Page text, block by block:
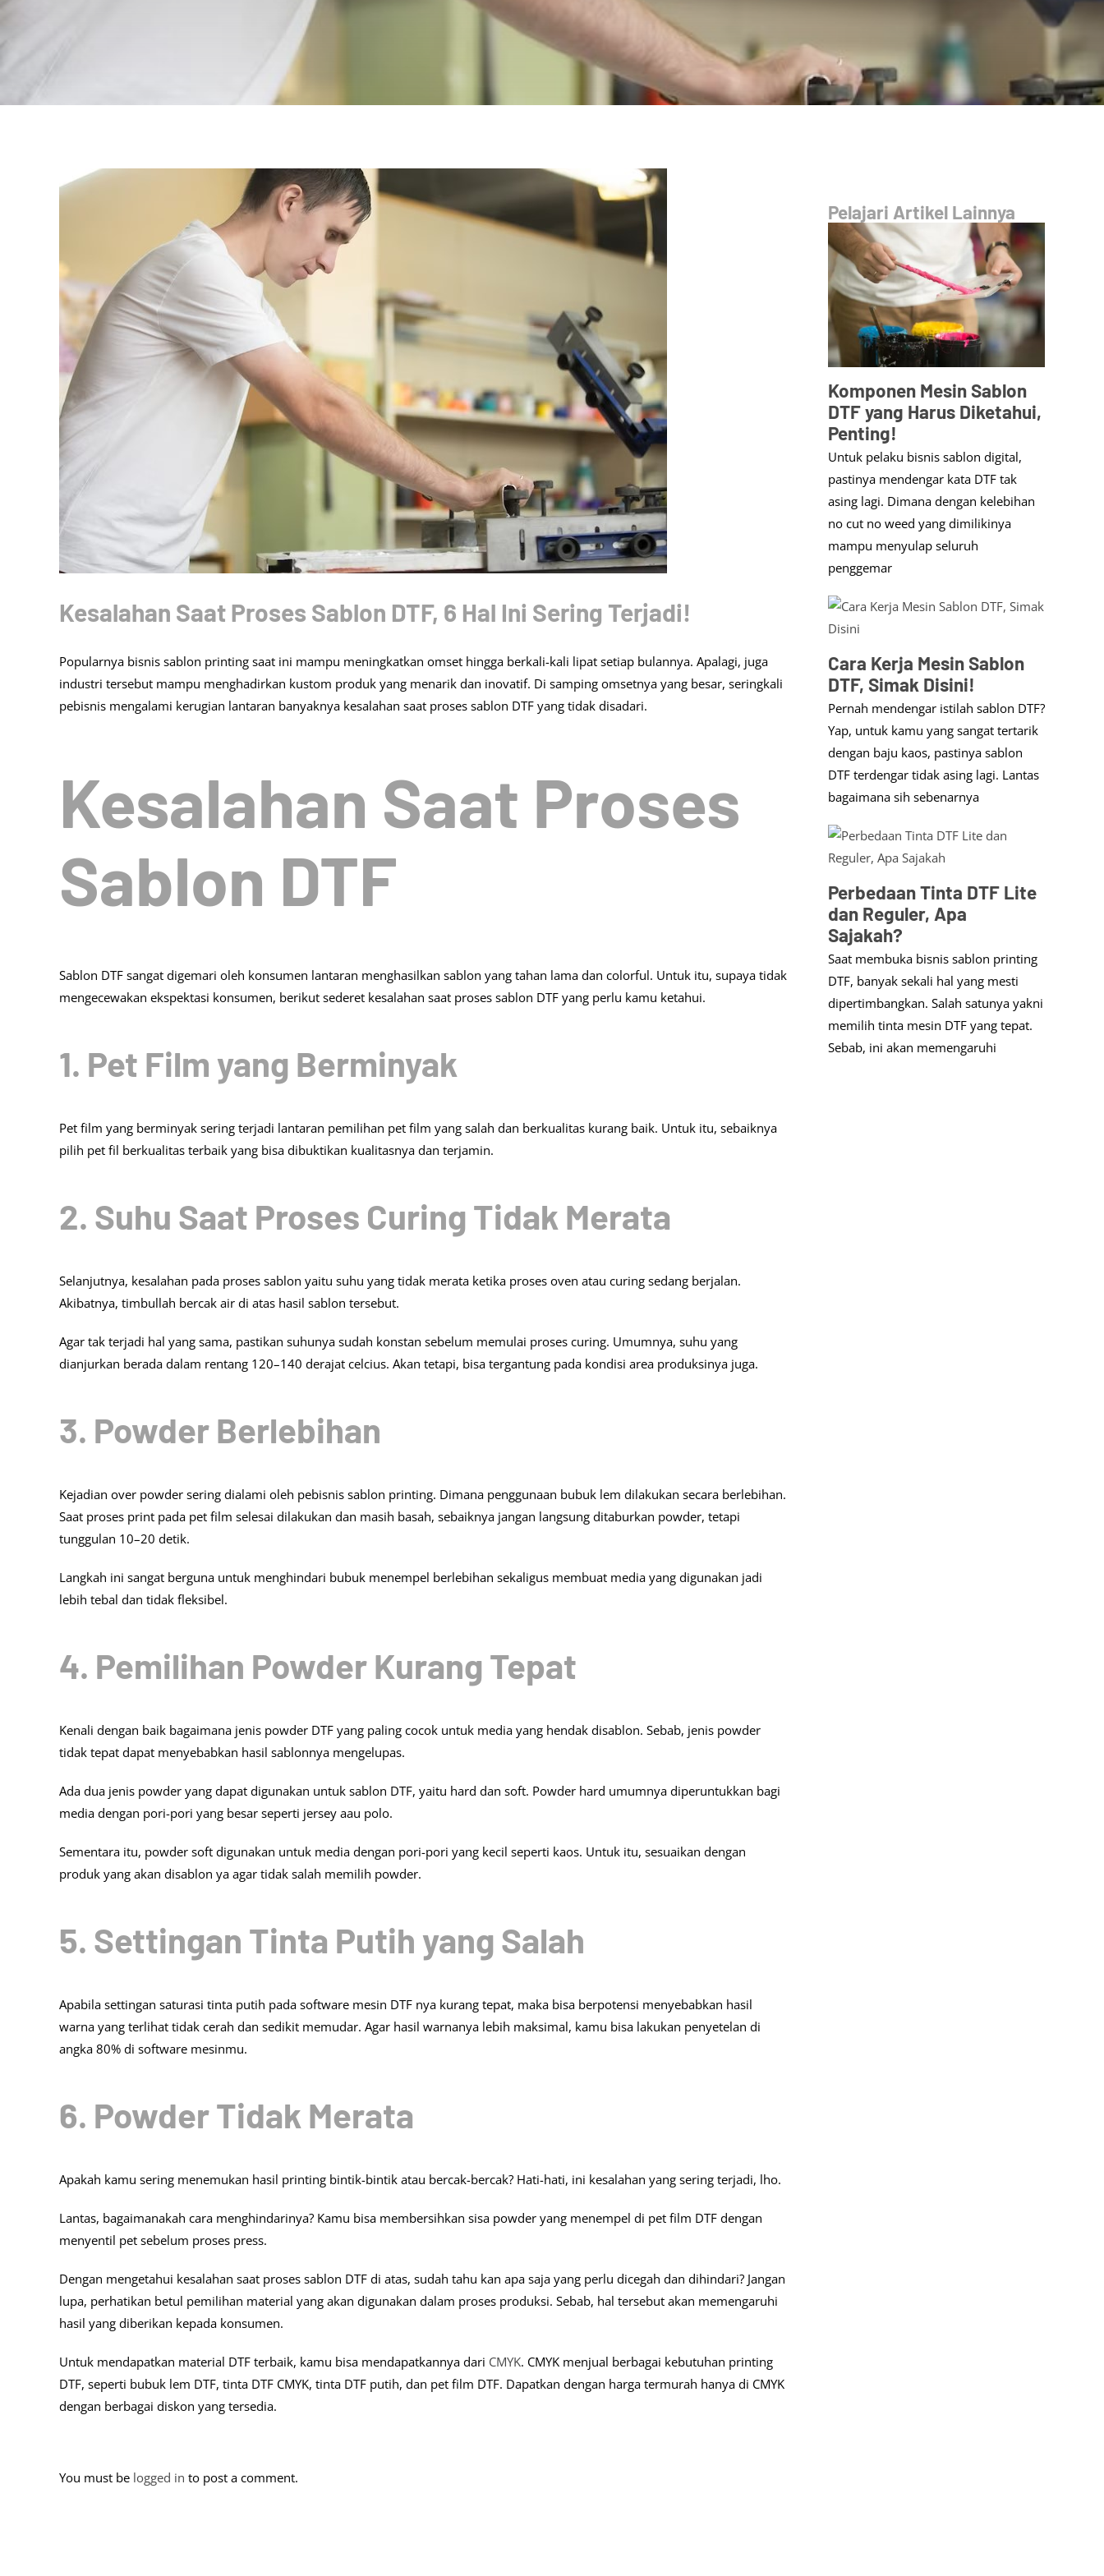
Kesalahan Saat Proses Sablon DTF, 6 Hal Ini Sering Terjadi!
Popularnya bisnis sablon printing saat ini mampu meningkatkan omset hingga berkali-kali lipat setiap bulannya. Apalagi, juga
industri tersebut mampu menghadirkan kustom produk yang menarik dan inovatif. Di samping omsetnya yang besar, seringkali
pebisnis mengalami kerugian lantaran banyaknya kesalahan saat proses sablon DTF yang tidak disadari.
Kesalahan Saat Proses
Sablon DTF
Sablon DTF sangat digemari oleh konsumen lantaran menghasilkan sablon yang tahan lama dan colorful. Untuk itu, supaya tidak
mengecewakan ekspektasi konsumen, berikut sederet kesalahan saat proses sablon DTF yang perlu kamu ketahui.
1. Pet Film yang Berminyak
Pet film yang berminyak sering terjadi lantaran pemilihan pet film yang salah dan berkualitas kurang baik. Untuk itu, sebaiknya
pilih pet fil berkualitas terbaik yang bisa dibuktikan kualitasnya dan terjamin.
2. Suhu Saat Proses Curing Tidak Merata
Selanjutnya, kesalahan pada proses sablon yaitu suhu yang tidak merata ketika proses oven atau curing sedang berjalan.
Akibatnya, timbullah bercak air di atas hasil sablon tersebut.
Agar tak terjadi hal yang sama, pastikan suhunya sudah konstan sebelum memulai proses curing. Umumnya, suhu yang
dianjurkan berada dalam rentang 120–140 derajat celcius. Akan tetapi, bisa tergantung pada kondisi area produksinya juga.
3. Powder Berlebihan
Kejadian over powder sering dialami oleh pebisnis sablon printing. Dimana penggunaan bubuk lem dilakukan secara berlebihan.
Saat proses print pada pet film selesai dilakukan dan masih basah, sebaiknya jangan langsung ditaburkan powder, tetapi
tunggulan 10–20 detik.
Langkah ini sangat berguna untuk menghindari bubuk menempel berlebihan sekaligus membuat media yang digunakan jadi
lebih tebal dan tidak fleksibel.
4. Pemilihan Powder Kurang Tepat
Kenali dengan baik bagaimana jenis powder DTF yang paling cocok untuk media yang hendak disablon. Sebab, jenis powder
tidak tepat dapat menyebabkan hasil sablonnya mengelupas.
Ada dua jenis powder yang dapat digunakan untuk sablon DTF, yaitu hard dan soft. Powder hard umumnya diperuntukkan bagi
media dengan pori-pori yang besar seperti jersey aau polo.
Sementara itu, powder soft digunakan untuk media dengan pori-pori yang kecil seperti kaos. Untuk itu, sesuaikan dengan
produk yang akan disablon ya agar tidak salah memilih powder.
5. Settingan Tinta Putih yang Salah
Apabila settingan saturasi tinta putih pada software mesin DTF nya kurang tepat, maka bisa berpotensi menyebabkan hasil
warna yang terlihat tidak cerah dan sedikit memudar. Agar hasil warnanya lebih maksimal, kamu bisa lakukan penyetelan di
angka 80% di software mesinmu.
6. Powder Tidak Merata
Apakah kamu sering menemukan hasil printing bintik-bintik atau bercak-bercak? Hati-hati, ini kesalahan yang sering terjadi, lho.
Lantas, bagaimanakah cara menghindarinya? Kamu bisa membersihkan sisa powder yang menempel di pet film DTF dengan
menyentil pet sebelum proses press.
Dengan mengetahui kesalahan saat proses sablon DTF di atas, sudah tahu kan apa saja yang perlu dicegah dan dihindari? Jangan
lupa, perhatikan betul pemilihan material yang akan digunakan dalam proses produksi. Sebab, hal tersebut akan memengaruhi
hasil yang diberikan kepada konsumen.
Untuk mendapatkan material DTF terbaik, kamu bisa mendapatkannya dari CMYK. CMYK menjual berbagai kebutuhan printing
DTF, seperti bubuk lem DTF, tinta DTF CMYK, tinta DTF putih, dan pet film DTF. Dapatkan dengan harga termurah hanya di CMYK
dengan berbagai diskon yang tersedia.
You must be logged in to post a comment.
Pelajari Artikel Lainnya
Komponen Mesin Sablon
DTF yang Harus Diketahui,
Penting!
Untuk pelaku bisnis sablon digital,
pastinya mendengar kata DTF tak
asing lagi. Dimana dengan kelebihan
no cut no weed yang dimilikinya
mampu menyulap seluruh
penggemar
Cara Kerja Mesin Sablon
DTF, Simak Disini!
Pernah mendengar istilah sablon DTF?
Yap, untuk kamu yang sangat tertarik
dengan baju kaos, pastinya sablon
DTF terdengar tidak asing lagi. Lantas
bagaimana sih sebenarnya
Perbedaan Tinta DTF Lite
dan Reguler, Apa
Sajakah?
Saat membuka bisnis sablon printing
DTF, banyak sekali hal yang mesti
dipertimbangkan. Salah satunya yakni
memilih tinta mesin DTF yang tepat.
Sebab, ini akan memengaruhi